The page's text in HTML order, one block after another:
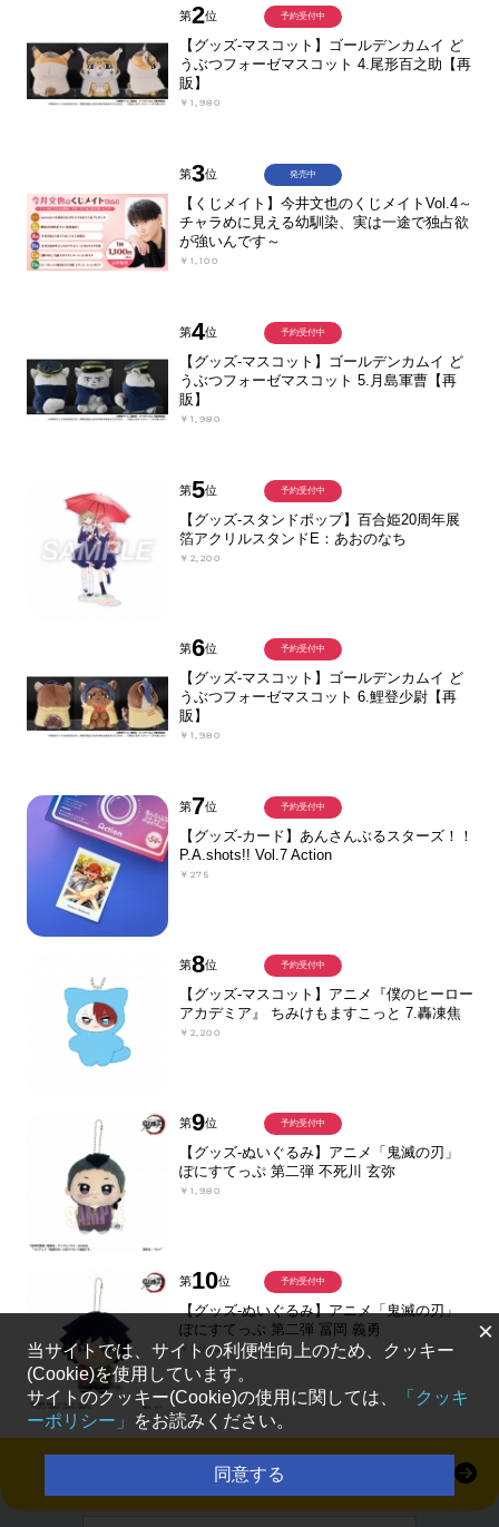
第2位
【グッズ-マスコット】ゴールデンカムイ ど
うぶつフォーゼマスコット 4.尾形百之助【再
販】
￥1,980
予約受付中
第3位
【くじメイト】今井文也のくじメイトVol.4～
チャラめに見える幼馴染、実は一途で独占欲
が強いんです～
￥1,100
発売中
第4位
【グッズ-マスコット】ゴールデンカムイ ど
うぶつフォーゼマスコット 5.月島軍曹【再
販】
￥1,980
予約受付中
第5位
【グッズ-スタンドポップ】百合姫20周年展
箔アクリルスタンドE：あおのなち
￥2,200
予約受付中
第6位
【グッズ-マスコット】ゴールデンカムイ ど
うぶつフォーゼマスコット 6.鯉登少尉【再
販】
￥1,980
予約受付中
第7位
【グッズ-カード】あんさんぶるスターズ！！
P.A.shots!! Vol.7 Action
￥275
予約受付中
第8位
【グッズ-マスコット】アニメ『僕のヒーロー
アカデミア』 ちみけもますこっと 7.轟凍焦
￥2,200
予約受付中
第9位
【グッズ-ぬいぐるみ】アニメ「鬼滅の刃」
ぽにすてっぷ 第二弾 不死川 玄弥
￥1,980
予約受付中
第10位
【グッズ-ぬいぐるみ】アニメ「鬼滅の刃」
ぽにすてっぷ 第二弾 冨岡 義勇
￥1,980
予約受付中
すべて見る
×
当サイトでは、サイトの利便性向上のため、クッキー
(Cookie)を使用しています。
サイトのクッキー(Cookie)の使用に関しては、
「クッキ
ーポリシー」
をお読みください。
同意する